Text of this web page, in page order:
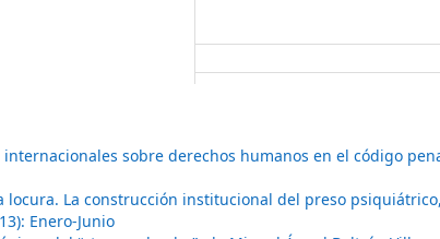
sobre derechos humanos en el código
locura. La construcción institucional del preso
Enero-Junio